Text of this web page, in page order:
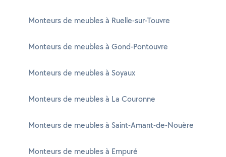
Monteurs de meubles à Ruelle-sur-Touvre
Monteurs de meubles à Gond-Pontouvre
Monteurs de meubles à Soyaux
Monteurs de meubles à La Couronne
Monteurs de meubles à Saint-Amant-de-Nouère
Monteurs de meubles à Empuré